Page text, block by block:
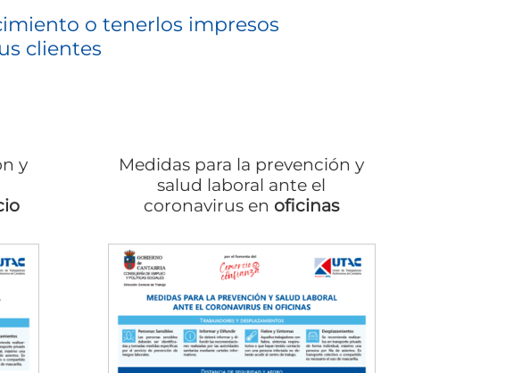
o tenerlos impresos
clientes
y
Medidas para la prevención y
salud laboral ante el
coronavirus en oficinas